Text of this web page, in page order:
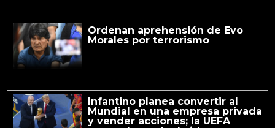
Ordenan aprehensión de Evo
Morales por terrorismo
Infantino planea convertir al
Mundial en una empresa privada
y vender acciones; la UEFA